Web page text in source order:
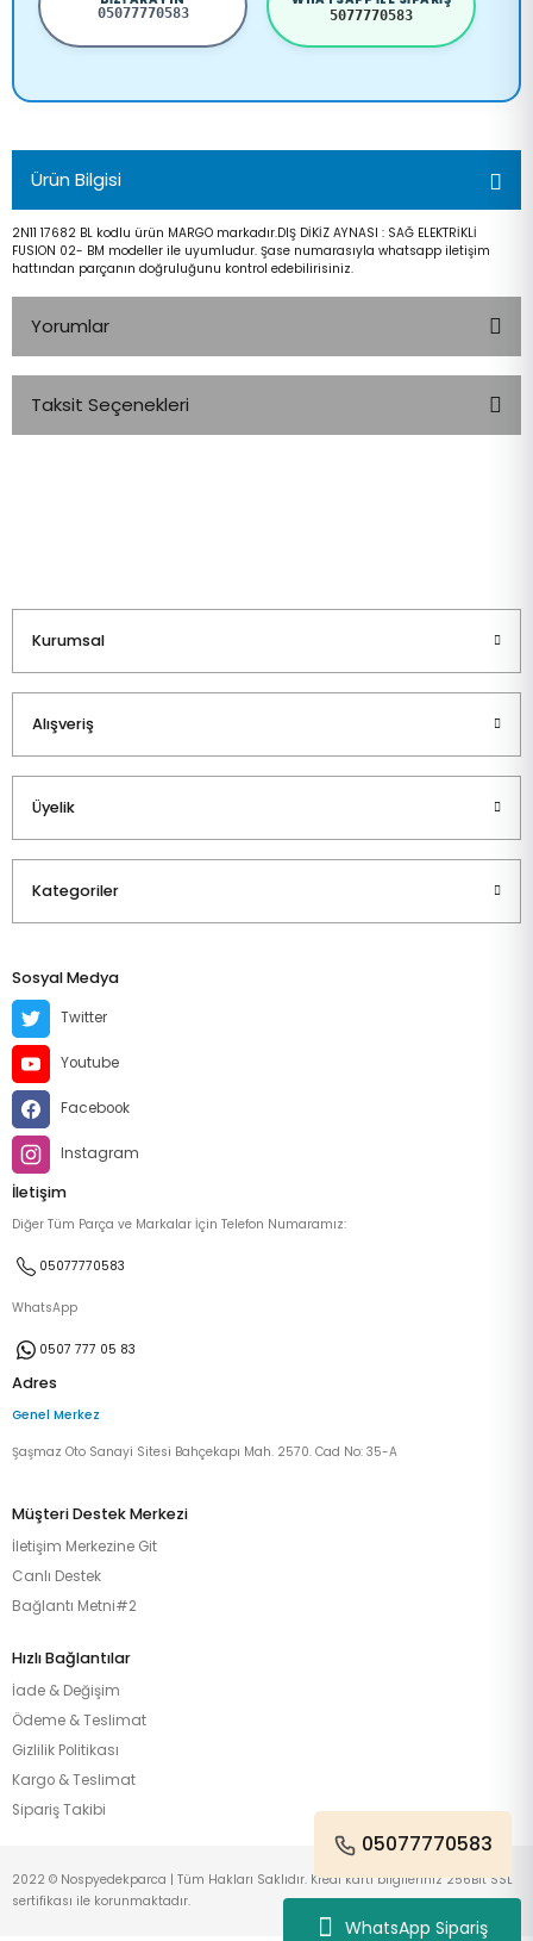
WhatsApp Sipariş
05077770583 5077770583
Ürün Bilgisi
2N11 17682 BL kodlu ürün MARGO markadır.DIŞ DİKİZ AYNASI : SAĞ ELEKTRİKLİ
FUSION 02- BM modeller ile uyumludur. Şase numarasıyla whatsapp iletişim
hattından parçanın doğruluğunu kontrol edebilirisiniz.
Yorumlar
Taksit Seçenekleri
Kurumsal
Alışveriş
Üyelik
Kategoriler
Sosyal Medya
Twitter
Youtube
Facebook
Instagram
İletişim
Diğer Tüm Parça ve Markalar İçin Telefon Numaramız:
05077770583
WhatsApp
0507 777 05 83
Adres
Genel Merkez
Şaşmaz Oto Sanayi Sitesi Bahçekapı Mah. 2570. Cad No: 35-A
Müşteri Destek Merkezi
İletişim Merkezine Git
Canlı Destek
Bağlantı Metni#2
Hızlı Bağlantılar
İade & Değişim
Ödeme & Teslimat
Gizlilik Politikası
Kargo & Teslimat
Sipariş Takibi
05077770583
2022 © Nospyedekparca | Tüm Hakları Saklıdır. Kredi kartı bilgileriniz 256Bit SSL
sertifikası ile korunmaktadır.